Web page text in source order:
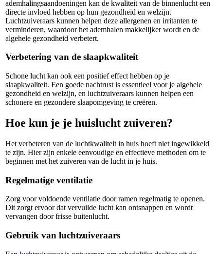
ademhalingsaandoeningen kan de kwaliteit van de binnenlucht een
directe invloed hebben op hun gezondheid en welzijn.
Luchtzuiveraars kunnen helpen deze allergenen en irritanten te
verminderen, waardoor het ademhalen makkelijker wordt en de
algehele gezondheid verbetert.
Verbetering van de slaapkwaliteit
Schone lucht kan ook een positief effect hebben op je
slaapkwaliteit. Een goede nachtrust is essentieel voor je algehele
gezondheid en welzijn, en luchtzuiveraars kunnen helpen een
schonere en gezondere slaapomgeving te creëren.
Hoe kun je je huislucht zuiveren?
Het verbeteren van de luchtkwaliteit in huis hoeft niet ingewikkeld
te zijn. Hier zijn enkele eenvoudige en effectieve methoden om te
beginnen met het zuiveren van de lucht in je huis.
Regelmatige ventilatie
Zorg voor voldoende ventilatie door ramen regelmatig te openen.
Dit zorgt ervoor dat vervuilde lucht kan ontsnappen en wordt
vervangen door frisse buitenlucht.
Gebruik van luchtzuiveraars